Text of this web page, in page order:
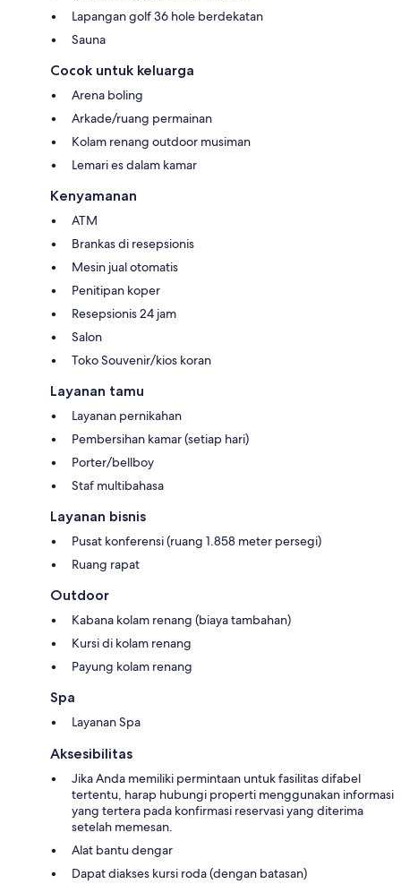
Lapangan golf 36 hole berdekatan
Sauna
Cocok untuk keluarga
Arena boling
Arkade/ruang permainan
Kolam renang outdoor musiman
Lemari es dalam kamar
Kenyamanan
ATM
Brankas di resepsionis
Mesin jual otomatis
Penitipan koper
Resepsionis 24 jam
Salon
Toko Souvenir/kios koran
Layanan tamu
Layanan pernikahan
Pembersihan kamar (setiap hari)
Porter/bellboy
Staf multibahasa
Layanan bisnis
Pusat konferensi (ruang 1.858 meter persegi)
Ruang rapat
Outdoor
Kabana kolam renang (biaya tambahan)
Kursi di kolam renang
Payung kolam renang
Spa
Layanan Spa
Aksesibilitas
Jika Anda memiliki permintaan untuk fasilitas difabel
tertentu, harap hubungi properti menggunakan informasi
yang tertera pada konfirmasi reservasi yang diterima
setelah memesan.
Alat bantu dengar
Dapat diakses kursi roda (dengan batasan)